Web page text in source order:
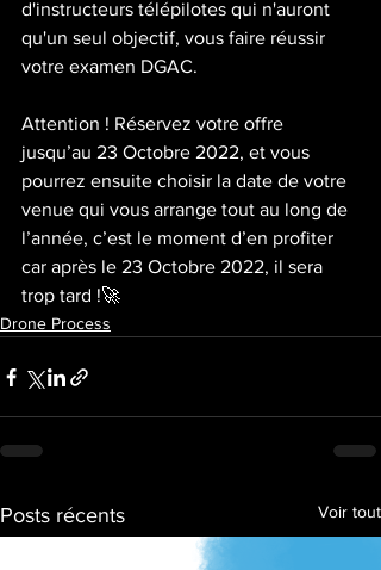
d'instructeurs télépilotes qui n'auront
qu'un seul objectif, vous faire réussir
votre examen DGAC.
Attention ! Réservez votre offre
jusqu’au 23 Octobre 2022, et vous
pourrez ensuite choisir la date de votre
venue qui vous arrange tout au long de
l’année, c’est le moment d’en profiter
car après le 23 Octobre 2022, il sera
trop tard !🚀
Drone Process
Posts récents Voir tout